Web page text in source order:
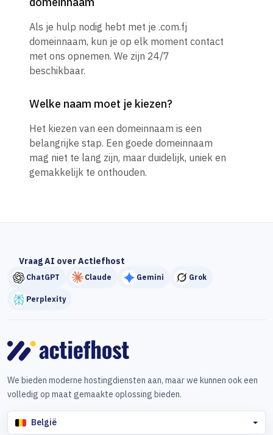
Als je hulp nodig hebt met je .com.fj
domeinnaam, kun je op elk moment contact
met ons opnemen. We zijn 24/7
beschikbaar.
Welke naam moet je kiezen?
Het kiezen van een domeinnaam is een
belangrijke stap. Een goede domeinnaam
mag niet te lang zijn, maar duidelijk, uniek en
gemakkelijk te onthouden.
Vraag AI over Actiefhost
ChatGPT Claude Gemini Grok
Perplexity
We bieden moderne hostingdiensten aan, maar we kunnen ook een
volledig op maat gemaakte oplossing bieden.
België